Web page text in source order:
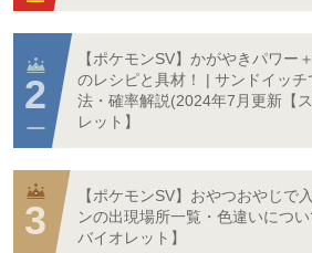
【ポケモンSV】かがやきパワー
のレシピと具材！ | サンドイッ
法・確率解説(2024年7月更新【
レット】
【ポケモンSV】おやつおやじで
ンの出現場所一覧・色違いにつ
バイオレット】